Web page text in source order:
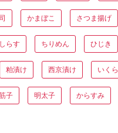
かまぼこ さつま揚げ
しらす ちりめん ひじき
粕漬け 西京漬け いくら
子 明太子 からすみ